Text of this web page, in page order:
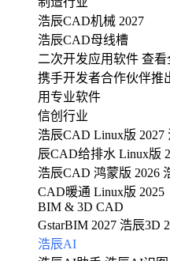
浩辰CAD机械 2027
浩辰CAD母线槽
二次开发应用软件 查看
携手开发者合作伙伴推
用专业软件
信创行业
浩辰CAD Linux版 2027
辰CAD给排水 Linux版
浩辰CAD 鸿蒙版 2026
CAD暖通 Linux版 2025
BIM & 3D CAD
GstarBIM 2027 浩辰3D
浩辰AI